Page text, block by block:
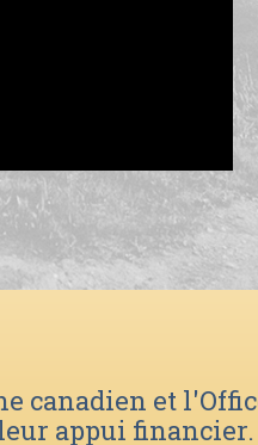
et
appui financier.